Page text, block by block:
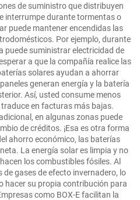
de suministro que distribuyen
interrumpe durante tormentas o
puede mantener encendidas las
Por ejemplo, durante
puede suministrar electricidad de
a que la compañía realice las
solares ayudan a ahorrar
generan energía y la batería
Así, usted consume menos
traduce en facturas más bajas.
en algunas zonas puede
de créditos. ¡Esa es otra forma
ahorro económico, las baterías
La energía solar es limpia y no
los combustibles fósiles. Al
gases de efecto invernadero, lo
hacer su propia contribución para
como BOX-E facilitan la